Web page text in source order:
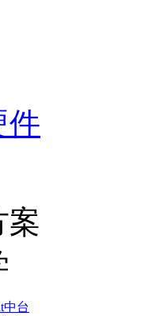
件
案
中台